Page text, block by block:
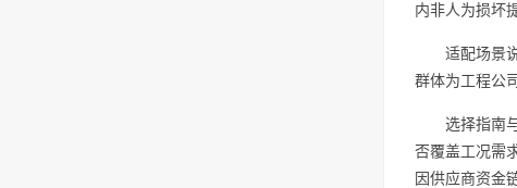
内非人为损坏
适配场景
群体为工程公
选择指南
否覆盖工况需
因供应商资金